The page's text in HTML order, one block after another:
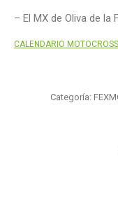
– El MX de Oliva de la
CALENDARIO
Categoría: